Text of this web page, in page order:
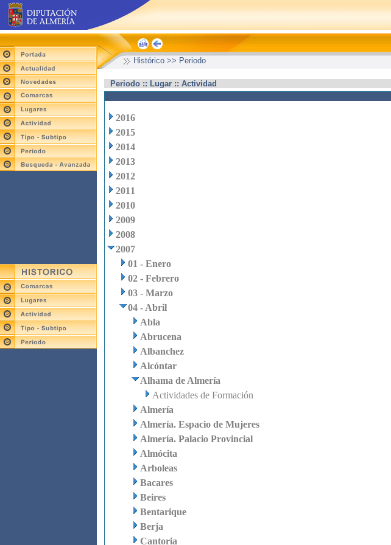
Histórico >> Periodo
Periodo :: Lugar :: Actividad
2016
2015
2014
2013
2012
2011
2010
2009
2008
2007
01 - Enero
02 - Febrero
03 - Marzo
04 - Abril
Abla
Abrucena
Albanchez
Alcóntar
Alhama de Almería
Actividades de Formación
Almería
Almería. Espacio de Mujeres
Almería. Palacio Provincial
Almócita
Arboleas
Bacares
Beires
Bentarique
Berja
Cantoria